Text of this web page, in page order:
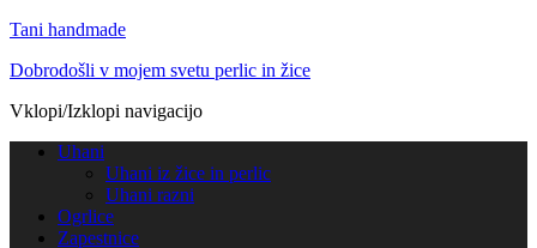
Tani handmade
Dobrodošli v mojem svetu perlic in žice
Vklopi/Izklopi navigacijo
Uhani
Uhani iz žice in perlic
Uhani razni
Ogrlice
Zapestnice